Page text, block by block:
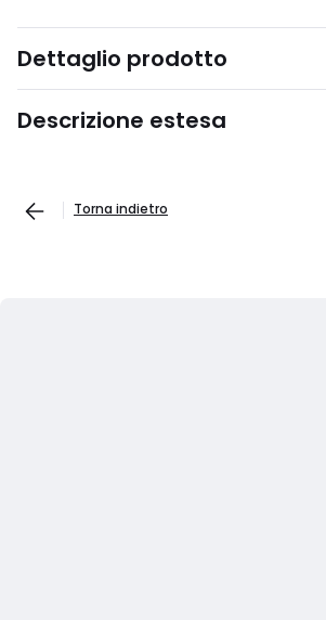
Dettaglio prodotto
Descrizione estesa
Torna indietro